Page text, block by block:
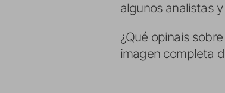
algunos analistas
¿Qué opinais
imagen completa